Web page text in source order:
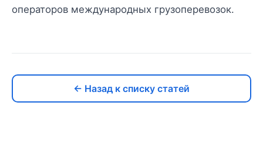
операторов международных грузоперевозок.
← Назад к списку статей